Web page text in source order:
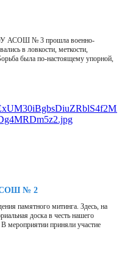
АСОШ № 3 прошла военно-
в ловкости, меткости,
была по-настоящему упорной,
№ 2
памятного митинга. Здесь, на
доска в честь нашего
мероприятии приняли участие